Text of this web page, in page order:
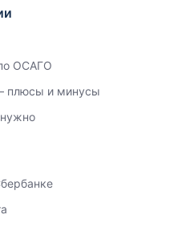
ОСАГО
плюсы и минусы